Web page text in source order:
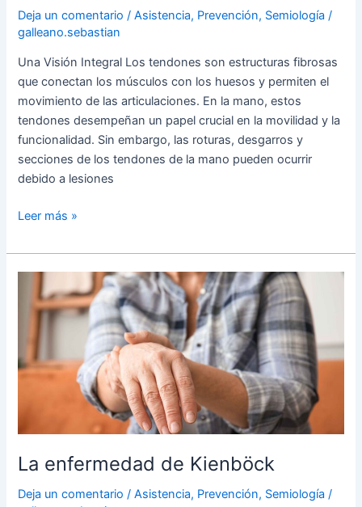
Deja un comentario /Asistencia, Prevención, Semiología /
galleano.sebastian
Una Visión Integral Los tendones son estructuras fibrosas
que conectan los músculos con los huesos y permiten el
movimiento de las articulaciones. En la mano, estos
tendones desempeñan un papel crucial en la movilidad y la
funcionalidad. Sin embargo, las roturas, desgarros y
secciones de los tendones de la mano pueden ocurrir
debido a lesiones
Leer más »
La enfermedad de Kienböck
Deja un comentario /Asistencia, Prevención, Semiología /
Kienböck